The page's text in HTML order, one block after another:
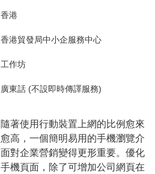
香港
香港貿發局中小企服務中心
工作坊
廣東話 (不設即時傳譯服務)
隨著使用行動裝置上網的比例愈來
愈高，一個簡明易用的手機瀏覽介
面對企業營銷變得更形重要。優化
手機頁面，除了可增加公司網頁在